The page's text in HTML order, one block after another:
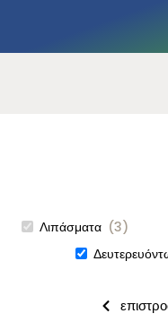
Λιπάσματα (3)